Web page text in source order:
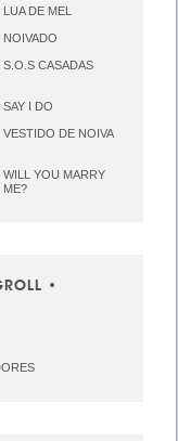
LUA DE MEL
NOIVADO
S.O.S CASADAS
SAY I DO
VESTIDO DE NOIVA
WILL YOU MARRY
ME?